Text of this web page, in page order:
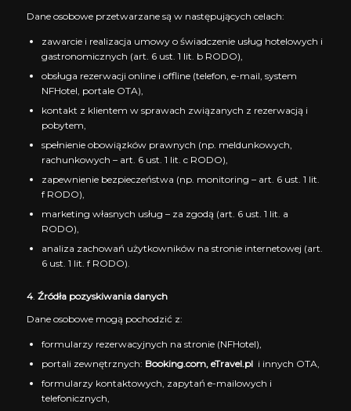
Dane osobowe przetwarzane są w następujących celach:
zawarcie i realizacja umowy o świadczenie usług hotelowych i
gastronomicznych (art. 6 ust. 1 lit. b RODO),
obsługa rezerwacji online i offline (telefon, e-mail, system
NFHotel, portale OTA),
kontakt z klientem w sprawach związanych z rezerwacją i
pobytem,
spełnienie obowiązków prawnych (np. meldunkowych,
rachunkowych – art. 6 ust. 1 lit. c RODO),
zapewnienie bezpieczeństwa (np. monitoring – art. 6 ust. 1 lit.
f RODO),
marketing własnych usług – za zgodą (art. 6 ust. 1 lit. a
RODO),
analiza zachowań użytkowników na stronie internetowej (art.
6 ust. 1 lit. f RODO).
4. Źródła pozyskiwania danych
Dane osobowe mogą pochodzić z:
formularzy rezerwacyjnych na stronie (NFHotel),
portali zewnętrznych: Booking.com, eTravel.pl i innych OTA,
formularzy kontaktowych, zapytań e-mailowych i
telefonicznych,